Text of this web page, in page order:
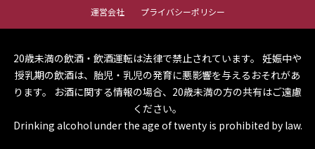
運営会社 プライバシーポリシー
20歳未満の飲酒・飲酒運転は法律で禁止されています。 妊娠中や
授乳期の飲酒は、胎児・乳児の発育に悪影響を与えるおそれがあ
ります。
お酒に関する情報の場合、20歳未満の方の共有はご遠慮
ください。
Drinking alcohol under the age of twenty is prohibited by law.